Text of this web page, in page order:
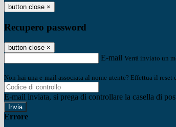
button close ×
Recupero password
button close ×
E-mail Verrà inviato un
Non hai una e-mail associata al nome utente? Effettua il reset
E-mail inviata, si prega di controllare la casella di
Errore